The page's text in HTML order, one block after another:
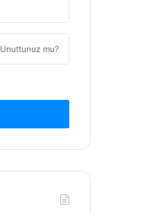
Unuttunuz mu?